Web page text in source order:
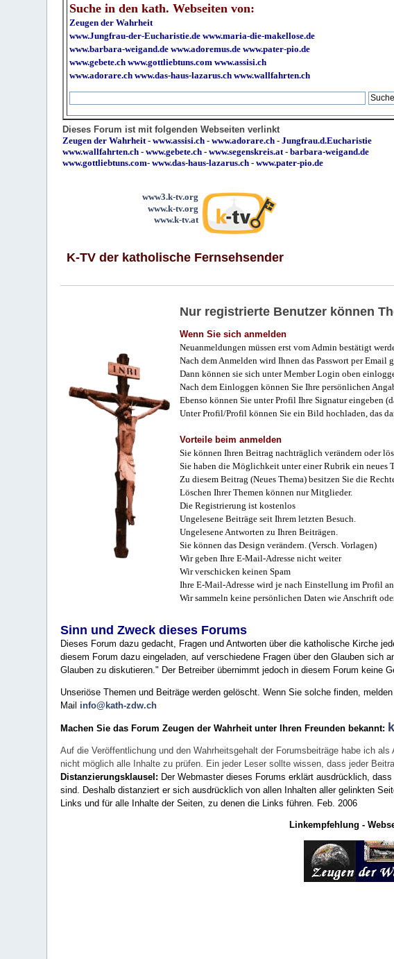
Suche in den kath. Webseiten von:
Zeugen der Wahrheit
www.Jungfrau-der-Eucharistie.de www.maria-die-makellose.de
www.barbara-weigand.de www.adoremus.de www.pater-pio.de
www.gebete.ch www.gottliebtuns.com www.assisi.ch
www.adorare.ch www.das-haus-lazarus.ch www.wallfahrten.ch
Dieses Forum ist mit folgenden Webseiten verlinkt
Zeugen der Wahrheit-www.assisi.ch -www.adorare.ch -Jungfrau.d.Eucharistie
www.wallfahrten.ch -www.gebete.ch -www.segenskreis.at-barbara-weigand.de
www.gottliebtuns.com-www.das-haus-lazarus.ch - www.pater-pio.de
www3.k-tv.org
www.k-tv.org
www.k-tv.at
K-TV der katholische Fernsehsender
Nur registrierte Benutzer können
Wenn Sie sich anmelden
Neuanmeldungen müssen erst vom Admin bestätigt
Nach dem Anmelden wird Ihnen das Passwort per Email
Dann können sie sich unter Member Login oben
Nach dem Einloggen können Sie Ihre persönlichen
Ebenso können Sie unter Profil Ihre Signatur eingeben
Unter Profil/Profil können Sie ein Bild hochladen, das
Vorteile beim anmelden
Sie können Ihren Beitrag nachträglich verändern oder
Sie haben die Möglichkeit unter einer Rubrik ein neues
Zu diesem Beitrag (Neues Thema) besitzen Sie die
Löschen Ihrer Themen können nur Mitglieder.
Die Registrierung ist kostenlos
Ungelesene Beiträge seit Ihrem letzten Besuch.
Ungelesene Antworten zu Ihren Beiträgen.
Sie können das Design verändern. (Versch. Vorlagen)
Wir geben Ihre E-Mail-Adresse nicht weiter
Wir verschicken keinen Spam
Ihre E-Mail-Adresse wird je nach Einstellung im Profil
Wir sammeln keine persönlichen Daten wie Anschrift
Sinn und Zweck dieses Forums
Dieses Forum dazu gedacht, Fragen und Antworten über die katholische Kirche
diesem Forum dazu eingeladen, auf verschiedene Fragen über den Glauben
Glauben zu diskutieren." Der Betreiber übernimmt jedoch in diesem Forum keine
Unseriöse Themen und Beiträge werden gelöscht. Wenn Sie solche finden,
Mail info@kath-zdw.ch
Machen Sie das Forum Zeugen der Wahrheit unter Ihren Freunden bekannt:
Auf die Veröffentlichung und den Wahrheitsgehalt der Forumsbeiträge habe ich
nicht möglich alle Inhalte zu prüfen. Ein jeder Leser sollte wissen, dass jeder
Distanzierungsklausel: Der Webmaster dieses Forums erklärt ausdrücklich,
sind. Deshalb distanziert er sich ausdrücklich von allen Inhalten aller gelinkten
Links und für alle Inhalte der Seiten, zu denen die Links führen. Feb. 2006
Linkempfehlung -